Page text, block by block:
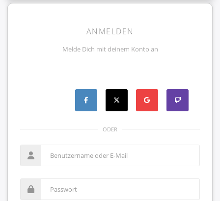
ANMELDEN
Melde Dich mit deinem Konto an
ODER